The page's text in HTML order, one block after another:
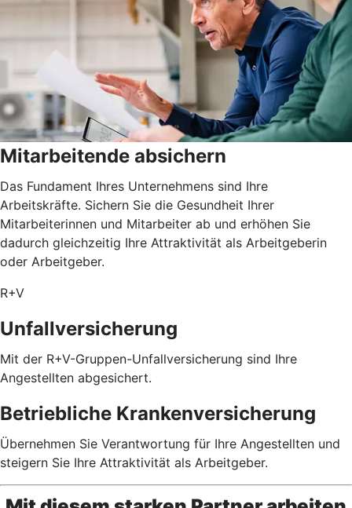
Mitarbeitende absichern
Das Fundament Ihres Unternehmens sind Ihre
Arbeitskräfte. Sichern Sie die Gesundheit Ihrer
Mitarbeiterinnen und Mitarbeiter ab und erhöhen Sie
dadurch gleichzeitig Ihre Attraktivität als Arbeitgeberin
oder Arbeitgeber.
R+V
Unfallversicherung
Mit der R+V-Gruppen-Unfallversicherung sind Ihre
Angestellten abgesichert.
Betriebliche Krankenversicherung
Übernehmen Sie Verantwortung für Ihre Angestellten und
steigern Sie Ihre Attraktivität als Arbeitgeber.